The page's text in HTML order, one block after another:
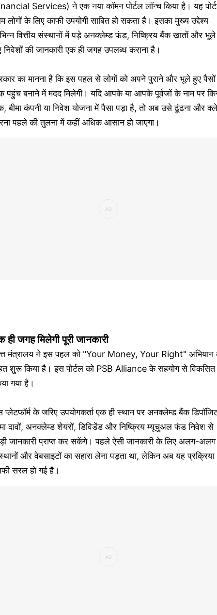
Services) ने एक नया कॉमन पोर्टल लॉन्च किया है। यह
लोगों के लिए काफी उपयोगी साबित हो सकता है। इसका मुख्य उद्देश्य
वित्तीय संस्थानों में पड़े अनक्लेम्ड फंड, निष्क्रिय बैंक खातों और भूले
निवेशों की जानकारी एक ही जगह उपलब्ध कराना है।
का मानना है कि इस पहल से लोगों को अपने पुराने और भूले हुए पैसों
पहुंच बनाने में मदद मिलेगी। यदि आपके या आपके पूर्वजों के नाम पर
बीमा कंपनी या निवेश योजना में पैसा पड़ा है, तो अब उसे ढूंढना और
पहले की तुलना में कहीं अधिक आसान हो जाएगा।
ही जगह मिलेगी पूरी जानकारी
मंत्रालय ने इस पहल को "Your Money, Your Right"
शुरू किया है। इस पोर्टल को PSB Alliance के सहयोग से विकसित
गया है।
प्लेटफॉर्म के जरिए उपयोगकर्ता एक ही स्थान पर अनक्लेम्ड बैंक
दावों, अनक्लेम्ड शेयरों, डिविडेंड और निष्क्रिय म्यूचुअल फंड निवेश से
जानकारी प्राप्त कर सकेंगे। पहले ऐसी जानकारी के लिए अलग-अलग
और वेबसाइटों का सहारा लेना पड़ता था, लेकिन अब यह प्रक्रिया
सरल हो गई है।